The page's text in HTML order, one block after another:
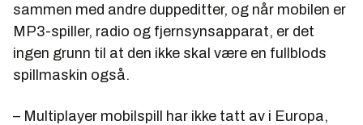
sammen med andre duppeditter, og når mobilen er
MP3-spiller, radio og fjernsynsapparat, er det
ingen grunn til at den ikke skal være en fullblods
spillmaskin også.
– Multiplayer mobilspill har ikke tatt av i Europa,